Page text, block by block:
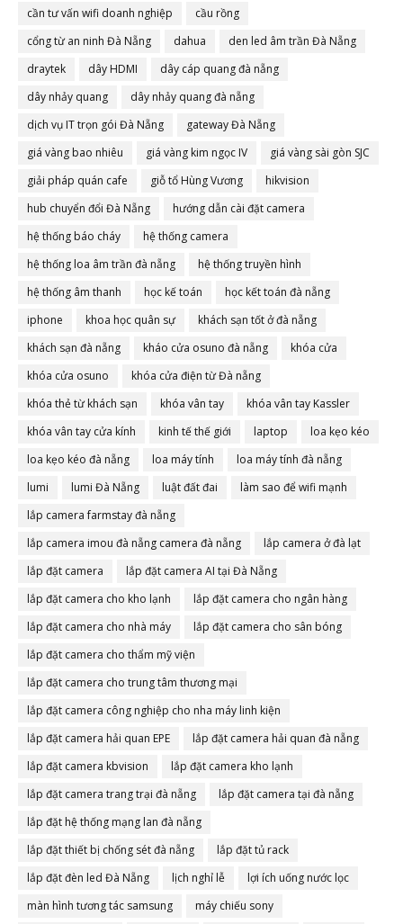
cần tư vấn wifi doanh nghiệp
cầu rồng
cổng từ an ninh Đà Nẵng
dahua
den led âm trần Đà Nẵng
draytek
dây HDMI
dây cáp quang đà nẵng
dây nhảy quang
dây nhảy quang đà nẵng
dịch vụ IT trọn gói Đà Nẵng
gateway Đà Nẵng
giá vàng bao nhiêu
giá vàng kim ngọc IV
giá vàng sài gòn SJC
giải pháp quán cafe
giỗ tổ Hùng Vương
hikvision
hub chuyển đổi Đà Nẵng
hướng dẫn cài đặt camera
hệ thống báo cháy
hệ thống camera
hệ thống loa âm trần đà nẵng
hệ thống truyền hình
hệ thống âm thanh
học kế toán
học kết toán đà nẵng
iphone
khoa học quân sự
khách sạn tốt ở đà nẵng
khách sạn đà nẵng
kháo cửa osuno đà nẵng
khóa cửa
khóa cửa osuno
khóa cửa điện từ Đà nẵng
khóa thẻ từ khách sạn
khóa vân tay
khóa vân tay Kassler
khóa vân tay cửa kính
kinh tế thế giới laptop
loa kẹo kéo
loa kẹo kéo đà nẵng
loa máy tính
loa máy tính đà nẵng
lumi
lumi Đà Nẵng luật đất đai
làm sao để wifi mạnh
lắp camera farmstay đà nẵng
lắp camera imou đà nẵng camera đà nẵng
lắp camera ở đà lạt
lắp đặt camera
lắp đặt camera AI tại Đà Nẵng
lắp đặt camera cho kho lạnh
lắp đặt camera cho ngân hàng
lắp đặt camera cho nhà máy
lắp đặt camera cho sân bóng
lắp đặt camera cho thẩm mỹ viện
lắp đặt camera cho trung tâm thương mại
lắp đặt camera công nghiệp cho nha máy linh kiện
lắp đặt camera hải quan EPE
lắp đặt camera hải quan đà nẵng
lắp đặt camera kbvision
lắp đặt camera kho lạnh
lắp đặt camera trang trại đà nẵng
lắp đặt camera tại đà nẵng
lắp đặt hệ thống mạng lan đà nẵng
lắp đặt thiết bị chống sét đà nẵng
lắp đặt tủ rack
lắp đặt đèn led Đà Nẵng
lịch nghỉ lễ
lợi ích uống nước lọc
màn hình tương tác samsung
máy chiếu sony